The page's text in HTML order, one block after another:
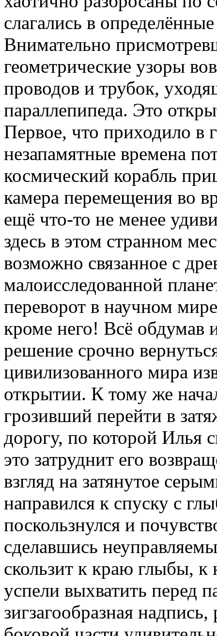
слагались в
Внимательно
геометрические узоры
проводов и трубок,
параллепипеда. Это
Первое, что приходило в
незапамятные времена
космический корабль
камера перемещения во
ещё что-то не менее
здесь в этом странном
возможно связанное с
малоисследованной
переворот в научном
кроме него! Всё обдумав
решение срочно
цивилизованного мира
открытии. К тому же
грозивший перейти в
дорогу, по которой Илья
это затруднит его
взгляд на затянутое
направился к спуску с
поскользнулся и
сделавшись
скользит к краю глыбы,
успели выхватить перед
зигзагообразная